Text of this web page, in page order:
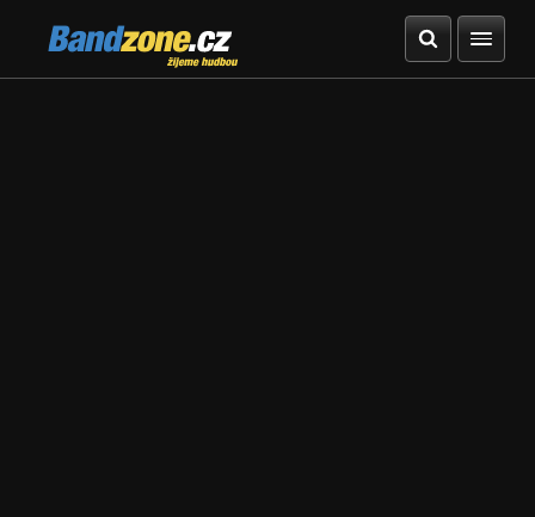
Bandzone.cz
žijeme hudbou